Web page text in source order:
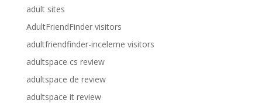
adult sites
AdultFriendFinder visitors
adultfriendfinder-inceleme visitors
adultspace cs review
adultspace de review
adultspace it review